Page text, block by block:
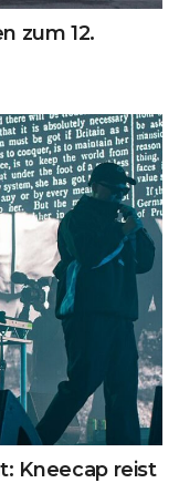
zum 12.
Kneecap reist